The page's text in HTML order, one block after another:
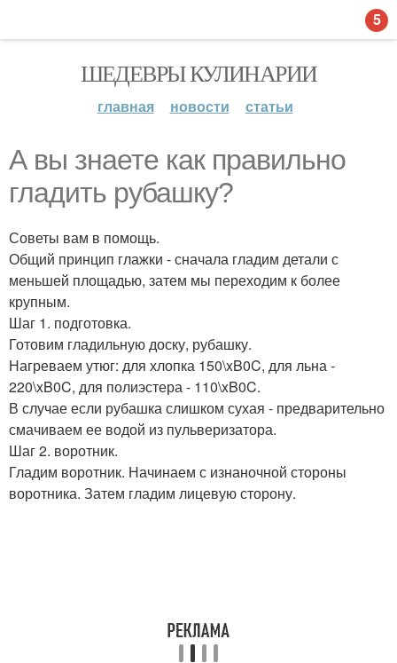
ШЕДЕВРЫ КУЛИНАРИИ
главная новости статьи
А вы знаете как правильно
гладить рубашку?
Советы вам в помощь.
Общий принцип глажки - сначала гладим детали с
меньшей площадью, затем мы переходим к более
крупным.
Шаг 1. подготовка.
Готовим гладильную доску, рубашку.
Нагреваем утюг: для хлопка 150\xB0C, для льна -
220\xB0C, для полиэстера - 110\xB0C.
В случае если рубашка слишком сухая - предварительно
смачиваем ее водой из пульверизатора.
Шаг 2. воротник.
Гладим воротник. Начинаем с изнаночной стороны
воротника. Затем гладим лицевую сторону.
5